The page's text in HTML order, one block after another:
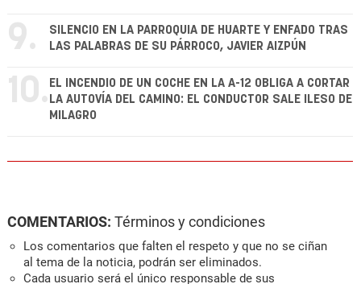
9.
SILENCIO EN LA PARROQUIA DE HUARTE Y ENFADO TRAS
LAS PALABRAS DE SU PÁRROCO, JAVIER AIZPÚN
10. EL INCENDIO DE UN COCHE EN LA A-12 OBLIGA A CORTAR
LA AUTOVÍA DEL CAMINO: EL CONDUCTOR SALE ILESO DE
MILAGRO
COMENTARIOS: Términos y condiciones
Los comentarios que falten el respeto y que no se ciñan
al tema de la noticia, podrán ser eliminados.
Cada usuario será el único responsable de sus